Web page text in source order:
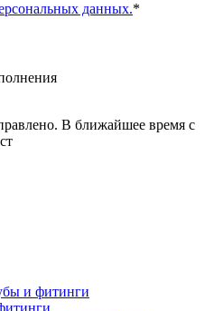
данных.*
В ближайшее время с
и фитинги